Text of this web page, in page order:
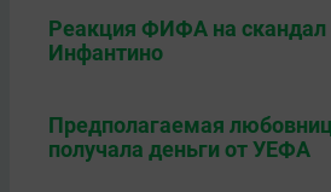
Реакция ФИФА на скандал
Инфантино
Предполагаемая
получала деньги от УЕФА